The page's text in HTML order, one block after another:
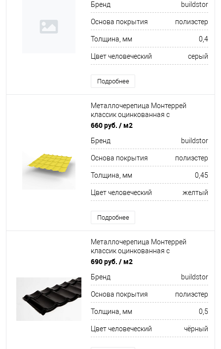
Бренд buildstor
Основа покрытия полиэстер
Толщина, мм 0,4
Цвет человеческий серый
Подробнее
Металлочерепица Монтеррей
классик оцинкованная с
полимерным покрытием
660 руб. / м2
Бренд buildstor
Основа покрытия полиэстер
Толщина, мм 0,45
Цвет человеческий желтый
Подробнее
Металлочерепица Монтеррей
классик оцинкованная с
полимерным покрытием
690 руб. / м2
Бренд buildstor
Основа покрытия полиэстер
Толщина, мм 0,5
Цвет человеческий чёрный